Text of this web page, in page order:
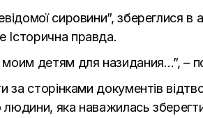
сировини”, збереглися
Історична правда.
моим детям для назидания…”, –
за сторінками документів
яка наважилась